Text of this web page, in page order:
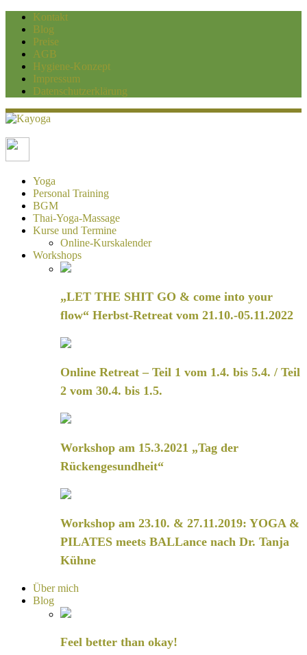
Kontakt
Blog
Preise
AGB
Hygiene-Konzept
Impressum
Datenschutzerklärung
Kayoga
Yoga und Personaltraining Duisburg
Yoga
Personal Training
BGM
Thai-Yoga-Massage
Kurse und Termine
Online-Kurskalender
Workshops
„LET THE SHIT GO & come into your
flow“ Herbst-Retreat vom 21.10.-05.11.2022
Online Retreat – Teil 1 vom 1.4. bis 5.4. / Teil
2 vom 30.4. bis 1.5.
Workshop am 15.3.2021 „Tag der
Rückengesundheit“
Workshop am 23.10. & 27.11.2019: YOGA &
PILATES meets BALLance nach Dr. Tanja
Kühne
Über mich
Blog
Feel better than okay!